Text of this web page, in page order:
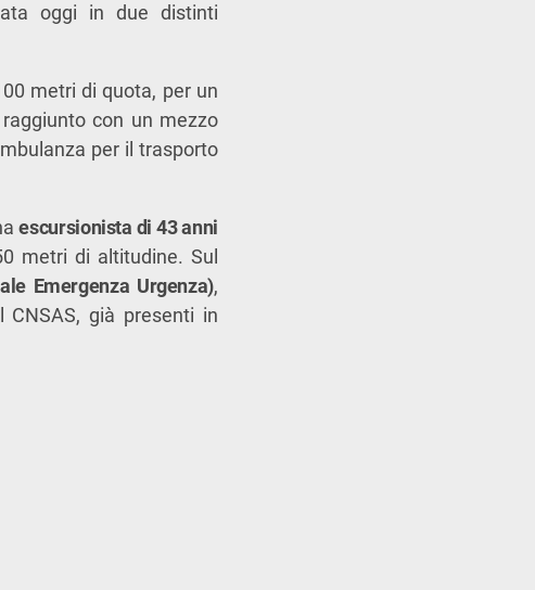
oggi in due distinti
metri di quota, per un
con un mezzo
per il trasporto
escursionista di 43 anni
metri di altitudine. Sul
Emergenza Urgenza),
già presenti in